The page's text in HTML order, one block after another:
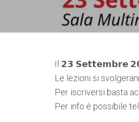
Il 𝟮𝟯 𝗦𝗲𝘁𝘁𝗲𝗺𝗯𝗿𝗲
Le lezioni si
Per iscriversi basta
Per info è possibile